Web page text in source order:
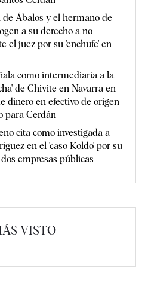
de Ábalos y el hermano de
a su derecho a no
el juez por su 'enchufe' en
como intermediaria a la
de Chivite en Navarra en
dinero en efectivo de origen
para Cerdán
cita como investigada a
en el 'caso Koldo' por su
empresas públicas
VISTO